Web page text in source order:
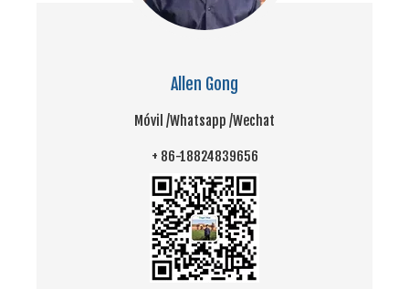
Allen Gong
Móvil /Whatsapp /Wechat
+ 86-18824839656